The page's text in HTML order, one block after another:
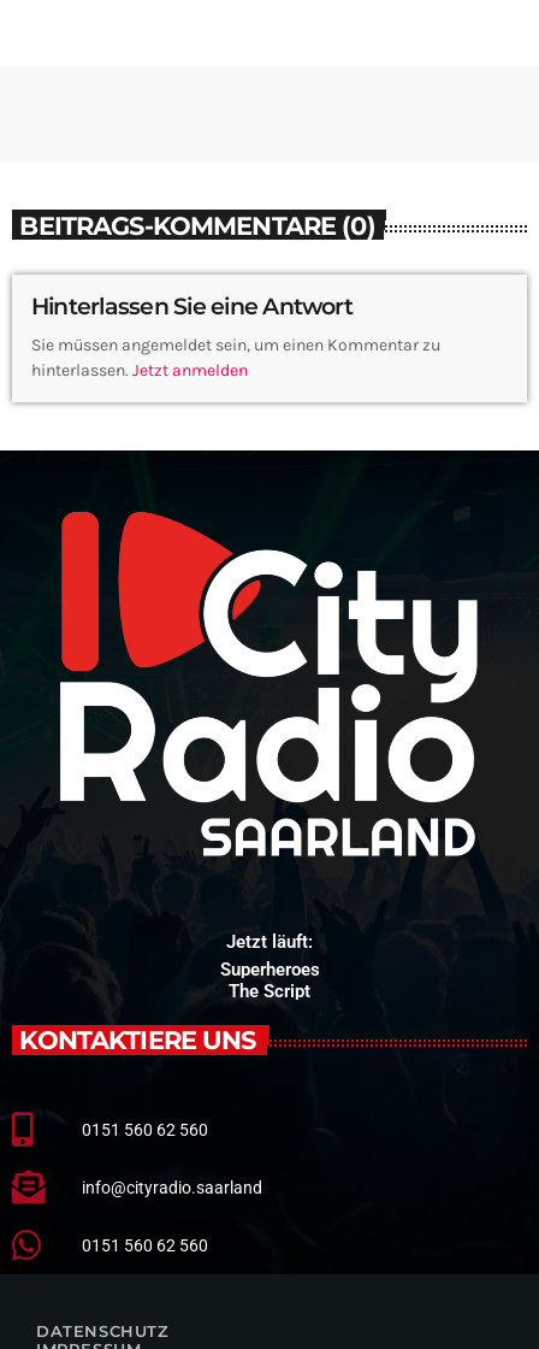
BEITRAGS-KOMMENTARE (0)
Hinterlassen Sie eine Antwort
Sie müssen angemeldet sein, um einen Kommentar zu
hinterlassen. Jetzt anmelden
Jetzt läuft:
Superheroes
The Script
KONTAKTIERE UNS
0151 560 62 560
info@cityradio.saarland
0151 560 62 560
DATENSCHUTZ